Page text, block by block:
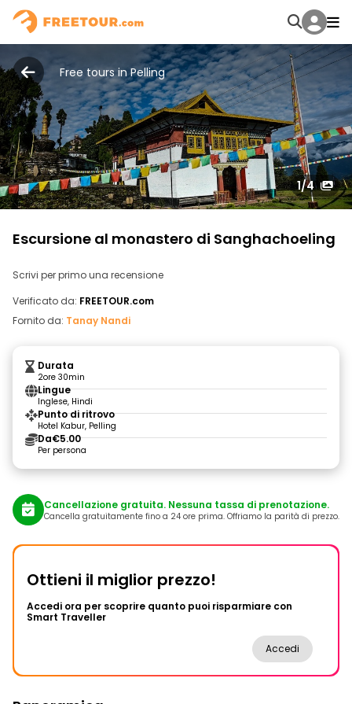
Free tours in Pelling
1/4
Escursione al monastero di Sanghachoeling
Scrivi per primo una recensione
Verificato da: FREETOUR.com
Fornito da: Tanay Nandi
Durata
2ore 30min
Lingue
Inglese, Hindi
Punto di ritrovo
Hotel Kabur, Pelling
Da€5.00
Per persona
Cancellazione gratuita. Nessuna tassa di prenotazione.
Cancella gratuitamente fino a 24 ore prima. Offriamo la parità di prezzo.
Ottieni il miglior prezzo!
Accedi ora per scoprire quanto puoi risparmiare con
Smart Traveller
Accedi